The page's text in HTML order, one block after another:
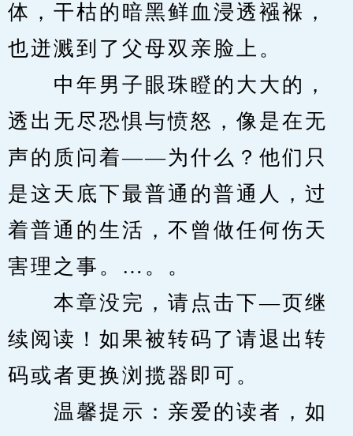
体，干枯的暗黑鲜血浸透襁褓，
也迸溅到了父母双亲脸上。
中年男子眼珠瞪的大大的，
透出无尽恐惧与愤怒，像是在无
声的质问着——为什么？他们只
是这天底下最普通的普通人，过
着普通的生活，不曾做任何伤天
害理之事。…。。
本章没完，请点击下—页继
续阅读！如果被转码了请退出转
码或者更换浏揽器即可。
温馨提示：亲爱的读者，如